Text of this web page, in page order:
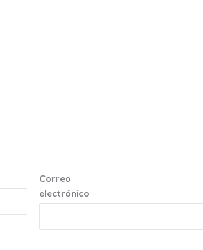
Correo
electrónico